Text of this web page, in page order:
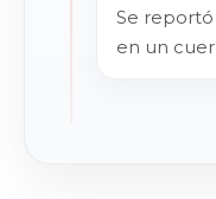
Se
en un